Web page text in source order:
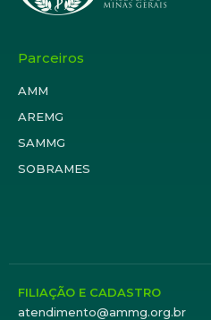
Parceiros
AMM
AREMG
SAMMG
SOBRAMES
FILIAÇÃO E CADASTRO
atendimento@ammg.org.br